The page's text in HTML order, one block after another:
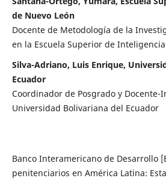
de Nuevo León
Docente de Metodología de la
en la Escuela Superior de
Silva-Adriano, Luis Enrique,
Ecuador
Coordinador de Posgrado y Docente-
Universidad Bolivariana del Ecuador
Banco Interamericano de Desarrollo
penitenciarios en América Latina: